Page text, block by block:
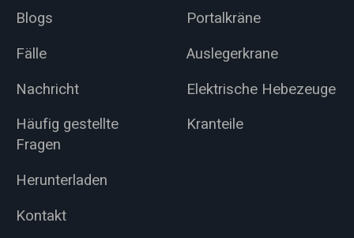
Blogs
Fälle
Nachricht
Häufig gestellte
Fragen
Herunterladen
Kontakt
Portalkräne
Auslegerkrane
Elektrische Hebezeuge
Kranteile